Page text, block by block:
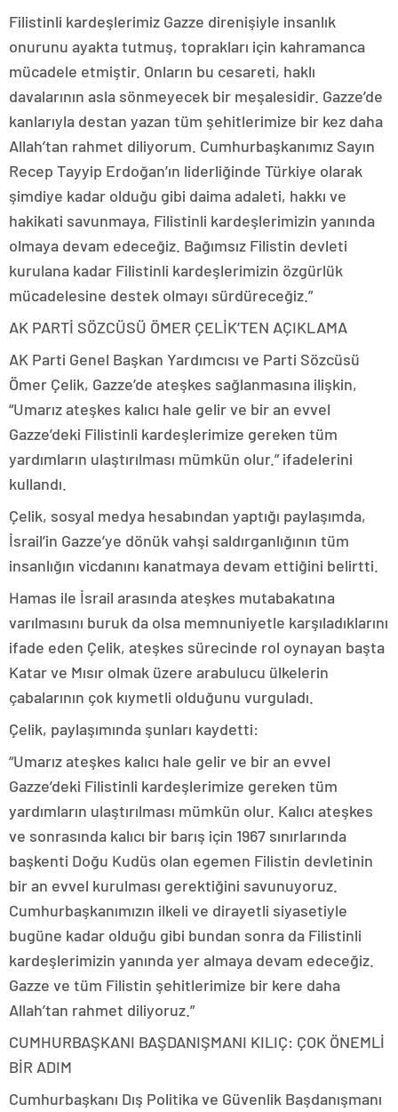
Filistinli kardeşlerimiz Gazze direnişiyle insanlık
onurunu ayakta tutmuş, toprakları için kahramanca
mücadele etmiştir. Onların bu cesareti, haklı
davalarının asla sönmeyecek bir meşalesidir. Gazze’de
kanlarıyla destan yazan tüm şehitlerimize bir kez daha
Allah’tan rahmet diliyorum. Cumhurbaşkanımız Sayın
Recep Tayyip Erdoğan’ın liderliğinde Türkiye olarak
şimdiye kadar olduğu gibi daima adaleti, hakkı ve
hakikati savunmaya, Filistinli kardeşlerimizin yanında
olmaya devam edeceğiz. Bağımsız Filistin devleti
kurulana kadar Filistinli kardeşlerimizin özgürlük
mücadelesine destek olmayı sürdüreceğiz.”
AK PARTİ SÖZCÜSÜ ÖMER ÇELİK’TEN AÇIKLAMA
AK Parti Genel Başkan Yardımcısı ve Parti Sözcüsü
Ömer Çelik, Gazze’de ateşkes sağlanmasına ilişkin,
“Umarız ateşkes kalıcı hale gelir ve bir an evvel
Gazze’deki Filistinli kardeşlerimize gereken tüm
yardımların ulaştırılması mümkün olur.” ifadelerini
kullandı.
Çelik, sosyal medya hesabından yaptığı paylaşımda,
İsrail’in Gazze’ye dönük vahşi saldırganlığının tüm
insanlığın vicdanını kanatmaya devam ettiğini belirtti.
Hamas ile İsrail arasında ateşkes mutabakatına
varılmasını buruk da olsa memnuniyetle karşıladıklarını
ifade eden Çelik, ateşkes sürecinde rol oynayan başta
Katar ve Mısır olmak üzere arabulucu ülkelerin
çabalarının çok kıymetli olduğunu vurguladı.
Çelik, paylaşımında şunları kaydetti:
“Umarız ateşkes kalıcı hale gelir ve bir an evvel
Gazze’deki Filistinli kardeşlerimize gereken tüm
yardımların ulaştırılması mümkün olur. Kalıcı ateşkes
ve sonrasında kalıcı bir barış için 1967 sınırlarında
başkenti Doğu Kudüs olan egemen Filistin devletinin
bir an evvel kurulması gerektiğini savunuyoruz.
Cumhurbaşkanımızın ilkeli ve dirayetli siyasetiyle
bugüne kadar olduğu gibi bundan sonra da Filistinli
kardeşlerimizin yanında yer almaya devam edeceğiz.
Gazze ve tüm Filistin şehitlerimize bir kere daha
Allah’tan rahmet diliyoruz.”
CUMHURBAŞKANI BAŞDANIŞMANI KILIÇ: ÇOK ÖNEMLİ
BİR ADIM
Cumhurbaşkanı Dış Politika ve Güvenlik Başdanışmanı